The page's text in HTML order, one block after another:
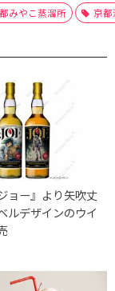
みやこ蒸溜所 京都
ョー』より矢吹丈
ルデザインのウイ